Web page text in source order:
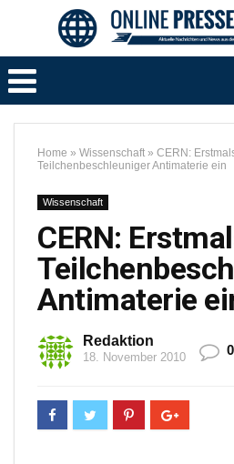
Home » Wissenschaft » CERN:
Teilchenbeschleuniger Antimaterie ein
Wissenschaft
CERN:
Antimaterie
Redaktion
18. November 2010 0